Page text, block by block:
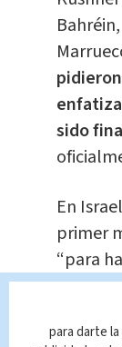
sido
En
primer
“para
para darte